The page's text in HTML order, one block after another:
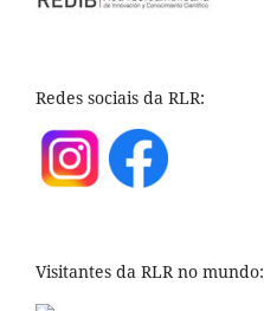
Redes sociais da RLR:
Visitantes da RLR no mundo: